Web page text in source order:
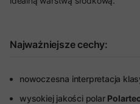
Najważniejsze cechy:
nowoczesna interpretacja
wysokiej jakości polar